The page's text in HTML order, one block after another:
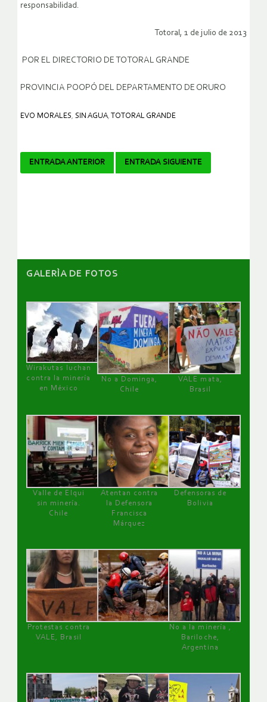
responsabilidad.
Totoral, 1 de julio de 2013
POR EL DIRECTORIO DE TOTORAL GRANDE
PROVINCIA POOPÓ DEL DEPARTAMENTO DE ORURO
EVO MORALES, SIN AGUA, TOTORAL GRANDE
Navegador
ENTRADA ANTERIOR ENTRADA SIGUIENTE
GALERÌA DE FOTOS
Wirakutas luchan
contra la minería
en México
No a Dominga,
Chile
VALE mata,
Brasil
Valle de Elqui
sin minería.
Chile
Atentan contra
la Defensora
Francisca
Márquez
Defensoras de
Bolivia
Protestas contra
VALE, Brasil
No a la minería ,
Bariloche,
Argentina